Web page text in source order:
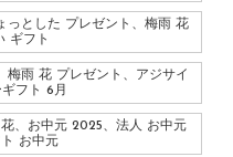
っとした プレゼント、梅雨 花
ギフト
梅雨 花 プレゼント、アジサイ
フト 6月
、お中元 2025、法人 お中元
お中元